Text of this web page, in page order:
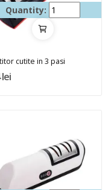
Quantity:
cutite in 3 pasi
lei